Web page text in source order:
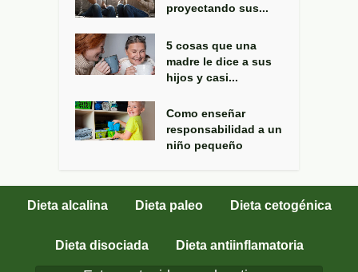
proyectando sus...
5 cosas que una
madre le dice a sus
hijos y casi...
Como enseñar
responsabilidad a un
niño pequeño
Dieta alcalina Dieta paleo Dieta cetogénica
Dieta disociada Dieta antiinflamatoria